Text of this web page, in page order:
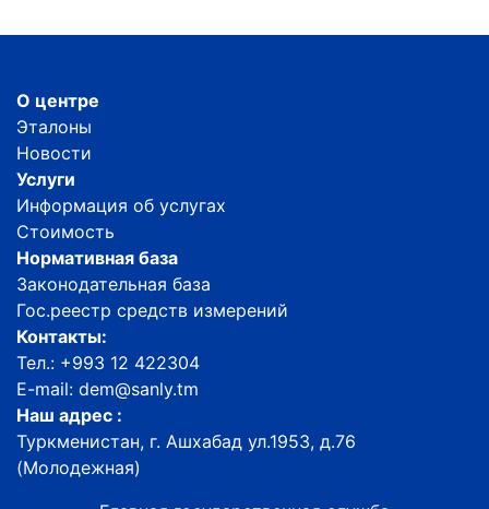
О центре
Эталоны
Новости
Услуги
Информация об услугах
Стоимость
Нормативная база
Законодательная база
Гос.реестр средств измерений
Контакты:
Тел.: +993 12 422304
E-mail: dem@sanly.tm
Наш адрес :
Туркменистан, г. Ашхабад ул.1953, д.76
(Молодежная)